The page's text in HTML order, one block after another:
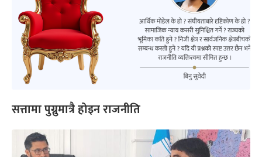
सत्तामा पुग्नुमात्रै होइन राजनीति